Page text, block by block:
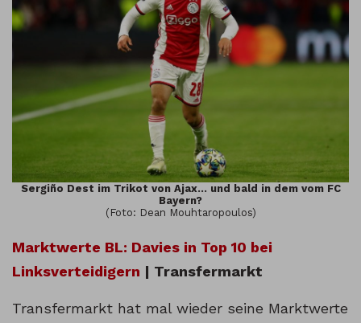
Sergiño Dest im Trikot von Ajax… und bald in dem vom FC
Bayern?
(Foto: Dean Mouhtaropoulos)
Marktwerte BL: Davies in Top 10 bei
Linksverteidigern | Transfermarkt
Transfermarkt hat mal wieder seine Marktwerte